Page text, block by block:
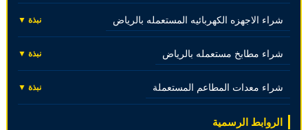
شراء الاجهزه الكهربائيه المستعمله بالرياض نبذة ▼
شراء مطابخ مستعمله بالرياض نبذة ▼
شراء معدات المطاعم المستعملة نبذة ▼
الروابط الرسمية